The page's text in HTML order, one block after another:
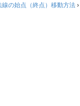
線の始点（終点）移動方法 ›